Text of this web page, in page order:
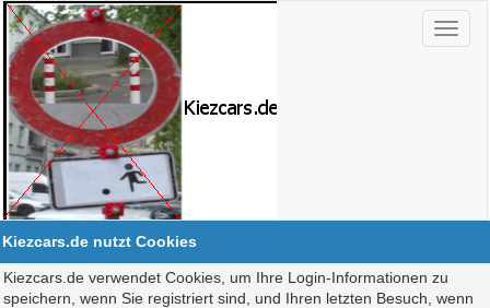
Kiezcars.de nutzt Cookies
Kiezcars.de verwendet Cookies, um Ihre Login-Informationen zu
speichern, wenn Sie registriert sind, und Ihren letzten Besuch, wenn